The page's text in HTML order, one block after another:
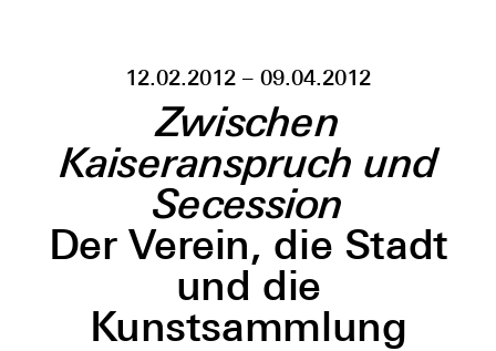
12.02.2012 – 09.04.2012
Zwischen
Kaiseranspruch und
Secession
Der Verein, die Stadt
und die
Kunstsammlung